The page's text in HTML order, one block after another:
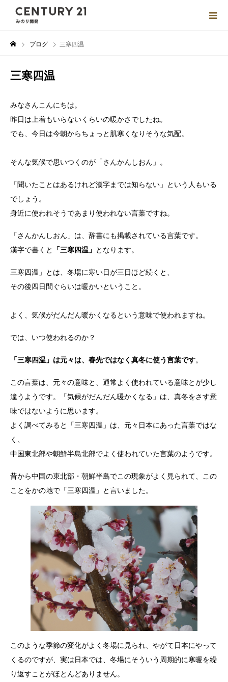
ブログ 三寒四温
三寒四温
みなさんこんにちは。
昨日は上着もいらないくらいの暖かさでしたね。
でも、今日は今朝からちょっと肌寒くなりそうな気配。
そんな気候で思いつくのが「さんかんしおん」。
「聞いたことはあるけれど漢字までは知らない」という人もいる
でしょう。
身近に使われそうであまり使われない言葉ですね。
「さんかんしおん」は、辞書にも掲載されている言葉です。
漢字で書くと 「三寒四温」 となります。
三寒四温」とは、冬場に寒い日が三日ほど続くと、
その後四日間ぐらいは暖かいということ。
よく、気候がだんだん暖かくなるという意味で使われますね。
では、いつ使われるのか？
「三寒四温」は元々は、春先ではなく真冬に使う言葉です。
この言葉は、元々の意味と、通常よく使われている意味とが少し
違うようです。「気候がだんだん暖かくなる」は、真冬をさす意
味ではないように思います。
よく調べてみると「三寒四温」は、元々日本にあった言葉ではな
く、
中国東北部や朝鮮半島北部でよく使われていた言葉のようです。
昔から中国の東北部・朝鮮半島でこの現象がよく見られて、この
ことをかの地で「三寒四温」と言いました。
このような季節の変化がよく冬場に見られ、やがて日本にやって
くるのですが、実は日本では、冬場にそういう周期的に寒暖を繰
り返すことがほとんどありません。